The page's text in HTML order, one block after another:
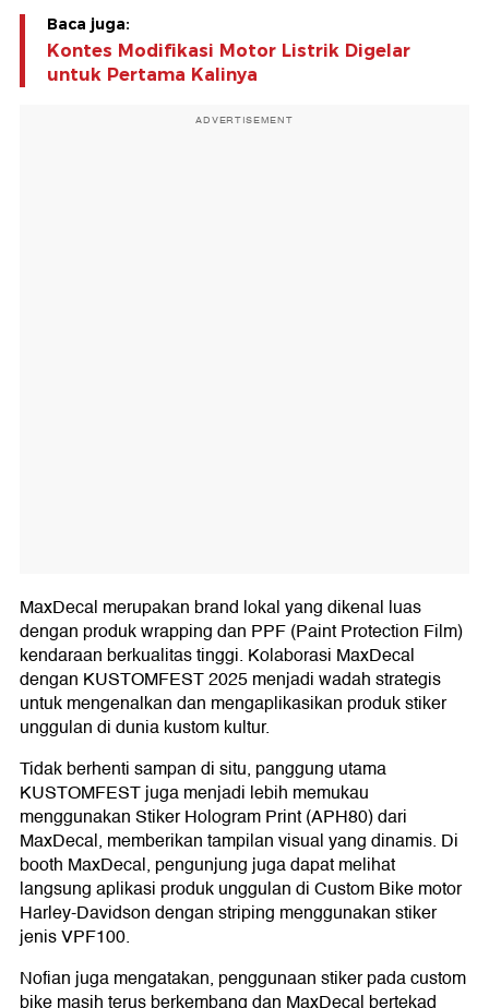
Baca juga:
Kontes Modifikasi Motor Listrik Digelar
untuk Pertama Kalinya
ADVERTISEMENT
MaxDecal merupakan brand lokal yang dikenal luas
dengan produk wrapping dan PPF (Paint Protection Film)
kendaraan berkualitas tinggi. Kolaborasi MaxDecal
dengan KUSTOMFEST 2025 menjadi wadah strategis
untuk mengenalkan dan mengaplikasikan produk stiker
unggulan di dunia kustom kultur.
Tidak berhenti sampan di situ, panggung utama
KUSTOMFEST juga menjadi lebih memukau
menggunakan Stiker Hologram Print (APH80) dari
MaxDecal, memberikan tampilan visual yang dinamis. Di
booth MaxDecal, pengunjung juga dapat melihat
langsung aplikasi produk unggulan di Custom Bike motor
Harley-Davidson dengan striping menggunakan stiker
jenis VPF100.
Nofian juga mengatakan, penggunaan stiker pada custom